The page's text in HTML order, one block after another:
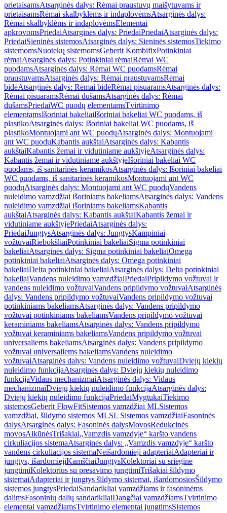
prietaisamsAtsarginės dalys: Rėmai praustuvų maišytuvams ir
prietaisamsRėmai skalbyklėms ir indaplovėmsAtsarginės dalys:
Rėmai skalbyklėms ir indaplovėmsElementai
apkrovomsPriedaiAtsarginės dalys: PriedaiPriedaiAtsarginės dalys:
PriedaiSieninės sistemosAtsarginės dalys: Sieninės sistemosTiekimo
sistemomsNuotekų sistemomsGeberit KombifixPotinkiniai
rėmaiAtsarginės dalys: Potinkiniai rėmaiRėmai WC
puodamsAtsarginės dalys: Rėmai WC puodamsRėmai
praustuvamsAtsarginės dalys: Rėmai praustuvamsRėmai
bidėAtsarginės dalys: Rėmai bidėRėmai pisuaramsAtsarginės dalys:
Rėmai pisuaramsRėmai dušamsAtsarginės dalys: Rėmai
dušamsPriedaiWC puodų elementamsTvirtinimo
elementamsIšoriniai bakeliaiIšoriniai bakeliai WC puodams, iš
plastikoAtsarginės dalys: Išoriniai bakeliai WC puodams, iš
plastikoMontuojami ant WC puodųAtsarginės dalys: Montuojami
ant WC puodųKabantis aukštaiAtsarginės dalys: Kabantis
aukštaiKabantis žemai ir vidutiniame aukštyjeAtsarginės dalys:
Kabantis žemai ir vidutiniame aukštyjeIšoriniai bakeliai WC
puodams, iš sanitarinės keramikosAtsarginės dalys: Išoriniai bakeliai
WC puodams, iš sanitarinės keramikosMontuojami ant WC
puodųAtsarginės dalys: Montuojami ant WC puodųVandens
nuleidimo vamzdžiai išoriniams bakeliamsAtsarginės dalys: Vandens
nuleidimo vamzdžiai išoriniams bakeliamsKabantis
aukštaiAtsarginės dalys: Kabantis aukštaiKabantis žemai ir
vidutiniame aukštyjePriedaiAtsarginės dalys:
PriedaiJungtysAtsarginės dalys: JungtysKampiniai
vožtuvaiRiebokšliaiPotinkiniai bakeliaiSigma potinkiniai
bakeliaiAtsarginės dalys: Sigma potinkiniai bakeliaiOmega
potinkiniai bakeliaiAtsarginės dalys: Omega potinkiniai
bakeliaiDelta potinkiniai bakeliaiAtsarginės dalys: Delta potinkiniai
bakeliaiVandens nuleidimo vamzdžiaiPriedaiPripildymo vožtuvai ir
vandens nuleidimo vožtuvaiVandens pripildymo vožtuvaiAtsarginės
dalys: Vandens pripildymo vožtuvaiVandens pripildymo vožtuvai
potinkiniams bakeliamsAtsarginės dalys: Vandens pripildymo
vožtuvai potinkiniams bakeliamsVandens pripildymo vožtuvai
keraminiams bakeliamsAtsarginės dalys: Vandens pripildymo
vožtuvai keraminiams bakeliamsVandens pripildymo vožtuvai
universaliems bakeliamsAtsarginės dalys: Vandens pripildymo
vožtuvai universaliems bakeliamsVandens nuleidimo
vožtuvaiAtsarginės dalys: Vandens nuleidimo vožtuvaiDviejų kiekių
nuleidimo funkcijaAtsarginės dalys: Dviejų kiekių nuleidimo
funkcijaVidaus mechanizmaiAtsarginės dalys: Vidaus
mechanizmaiDviejų kiekių nuleidimo funkcijaAtsarginės dalys:
Dviejų kiekių nuleidimo funkcijaPriedaiMygtukaiTiekimo
sistemosGeberit FlowFitSistemos vamzdžiai MLSistemos
vamzdžiai, šildymo sistemos MLSL Sistemos vamzdžiaiFasoninės
dalysAtsarginės dalys: Fasoninės dalysMovosRedukcinės
movosAlkūnėsTrišakiai„Vamzdis vamzdyje“ karšto vandens
cirkuliacijos sistemaAtsarginės dalys: „Vamzdis vamzdyje“ karšto
vandens cirkuliacijos sistemaNeišardomieji adapteriaiAdapteriai ir
jungtys, išardomiejiKamščiaiJungtysKolektoriai su sriegine
jungtimiKolektorius su presavimo jungtimiTrišakiai šildymo
sistemaiAdapteriai ir jungtys šildymo sistemai, išardomosiosŠildymo
sistemos jungtysPriedaiSandarikliai vamzdžiams ir fasoninėms
dalimsFasoninių dalių sandarikliaiDangčiai vamzdžiamsTvirtinimo
elementai vamzdžiamsTvirtinimo elementai jungtimsSistemos